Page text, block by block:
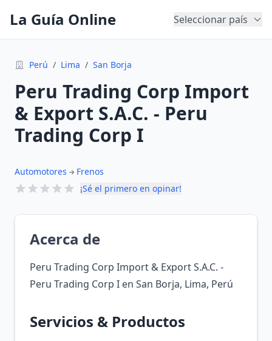
La Guía Online Seleccionar país
Perú / Lima / San Borja
Peru Trading Corp Import
& Export S.A.C. - Peru
Trading Corp I
Automotores
Frenos
¡Sé el primero en opinar!
Acerca de
Peru Trading Corp Import & Export S.A.C. -
Peru Trading Corp I en San Borja, Lima, Perú
Servicios & Productos